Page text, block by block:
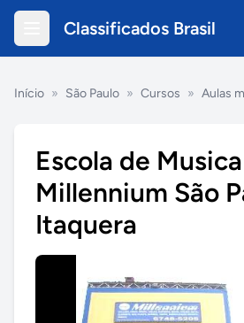
Classificados Brasil
Início » São Paulo » Cursos » Aulas
Escola de Musica
Millennium São
Itaquera